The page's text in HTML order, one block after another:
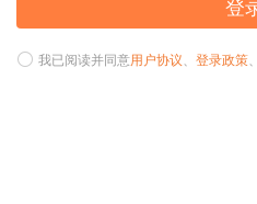
登
我已阅读并同意用户协议、 登录政策、